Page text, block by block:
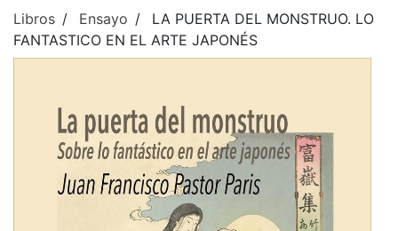
Libros Ensayo
LA PUERTA DEL MONSTRUO. LO
FANTASTICO EN EL ARTE JAPONÉS